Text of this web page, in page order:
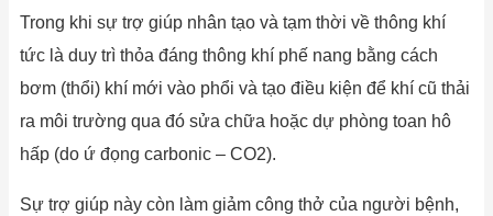
Trong khi sự trợ giúp nhân tạo và tạm thời về thông khí
tức là duy trì thỏa đáng thông khí phế nang bằng cách
bơm (thổi) khí mới vào phổi và tạo điều kiện để khí cũ thải
ra môi trường qua đó sửa chữa hoặc dự phòng toan hô
hấp (do ứ đọng carbonic – CO2).
Sự trợ giúp này còn làm giảm công thở của người bệnh,